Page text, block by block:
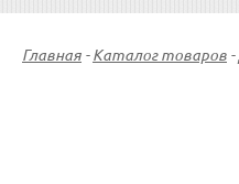
Главная - Каталог товаров -